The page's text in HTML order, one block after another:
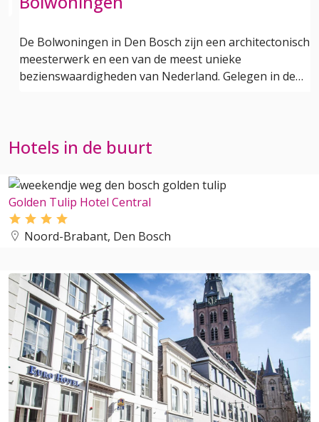
De Bolwoningen in Den Bosch zijn een architectonisch
meesterwerk en een van de meest unieke
bezienswaardigheden van Nederland. Gelegen in de…
Hotels in de buurt
Golden Tulip Hotel Central
Noord-Brabant, Den Bosch